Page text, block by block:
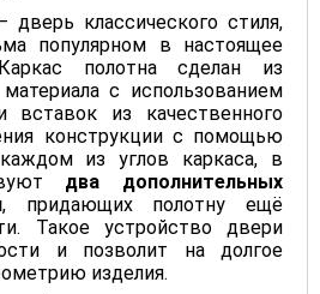
дверь классического стиля,
популярном в настоящее
полотна сделан из
с использованием
вставок из качественного
конструкции с помощью
из углов каркаса, в
два дополнительных
, придающих полотну ещё
Такое устройство двери
и позволит на долгое
изделия.